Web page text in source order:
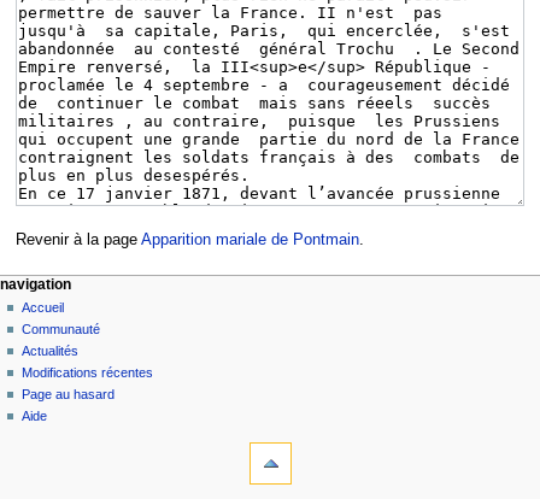
Revenir à la page Apparition mariale de Pontmain.
navigation
Accueil
Communauté
Actualités
Modifications récentes
Page au hasard
Aide